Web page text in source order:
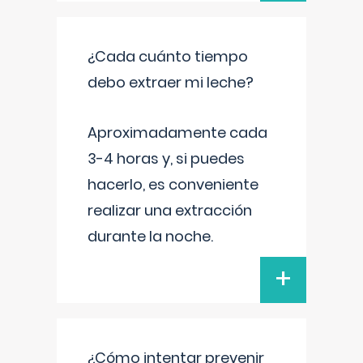
¿Cada cuánto tiempo
debo extraer mi leche?
Aproximadamente cada
3-4 horas y, si puedes
hacerlo, es conveniente
realizar una extracción
durante la noche.
+
¿Cómo intentar prevenir